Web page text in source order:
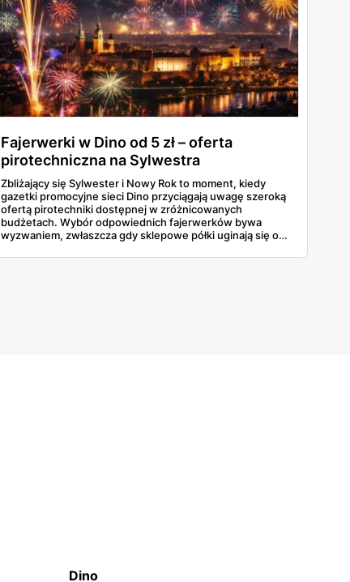
Fajerwerki w Dino od 5 zł – oferta
pirotechniczna na Sylwestra
Zbliżający się Sylwester i Nowy Rok to moment, kiedy
gazetki promocyjne sieci Dino przyciągają uwagę szeroką
ofertą pirotechniki dostępnej w zróżnicowanych
budżetach. Wybór odpowiednich fajerwerków bywa
wyzwaniem, zwłaszcza gdy sklepowe półki uginają się od
klasycznych zestawów rakiet, a różnice w cenie nie
Dino